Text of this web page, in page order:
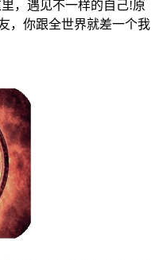
，遇见不一样的自己!原
，你跟全世界就差一个我